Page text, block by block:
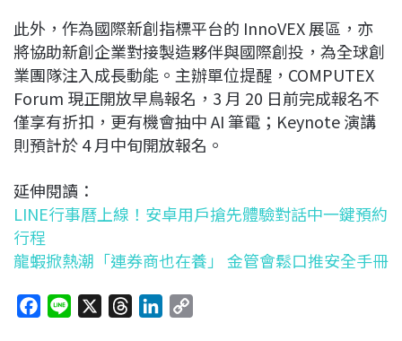
此外，作為國際新創指標平台的 InnoVEX 展區，亦
將協助新創企業對接製造夥伴與國際創投，為全球創
業團隊注入成長動能。主辦單位提醒，COMPUTEX
Forum 現正開放早鳥報名，3 月 20 日前完成報名不
僅享有折扣，更有機會抽中 AI 筆電；Keynote 演講
則預計於 4 月中旬開放報名。
延伸閱讀：
LINE行事曆上線！安卓用戶搶先體驗對話中一鍵預約
行程
龍蝦掀熱潮「連券商也在養」 金管會鬆口推安全手冊